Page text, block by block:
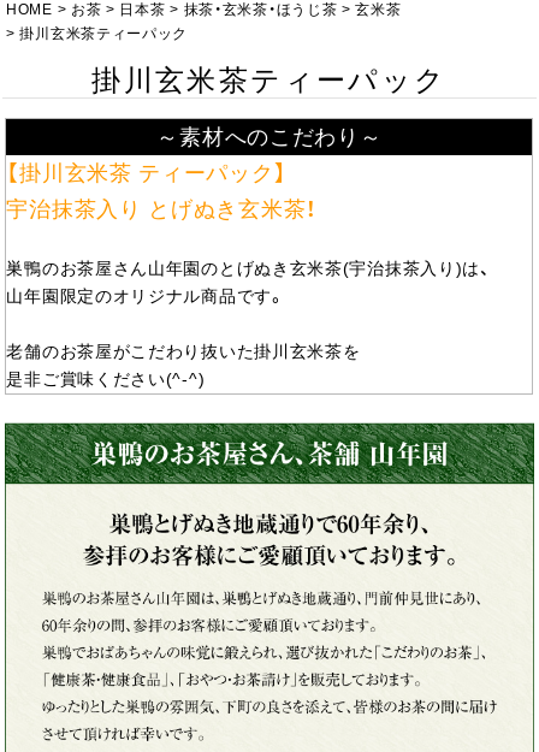
HOME お茶 日本茶 抹茶・玄米茶・ほうじ茶
玄米茶
掛川玄米茶ティーパック
掛川玄米茶ティーパック
～素材へのこだわり～
【掛川玄米茶 ティーパック】
宇治抹茶入り とげぬき玄米茶！
巣鴨のお茶屋さん山年園のとげぬき玄米茶(宇治抹茶入り)は、
山年園限定のオリジナル商品です。
老舗のお茶屋がこだわり抜いた掛川玄米茶を
是非ご賞味ください(^-^)